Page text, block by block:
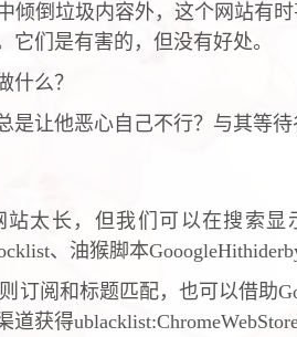
倾倒垃圾内容外，这个网站有
它们是有害的，但没有好处。
什么？
是让他恶心自己不行？与其等待
站太长，但我们可以在搜索
、油猴脚本
订阅和标题匹配，也可以借助
获得